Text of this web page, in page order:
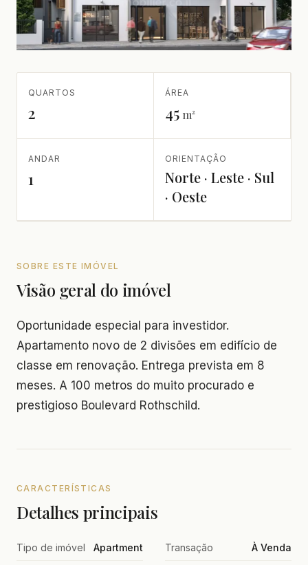
QUARTOS
2
ÁREA
45 m²
ANDAR
1
ORIENTAÇÃO
Norte · Leste · Sul
· Oeste
SOBRE ESTE IMÓVEL
Visão geral do imóvel
Oportunidade especial para investidor.
Apartamento novo de 2 divisões em edifício de
classe em renovação. Entrega prevista em 8
meses. A 100 metros do muito procurado e
prestigioso Boulevard Rothschild.
CARACTERÍSTICAS
Detalhes principais
Tipo de imóvel Apartment Transação À Venda